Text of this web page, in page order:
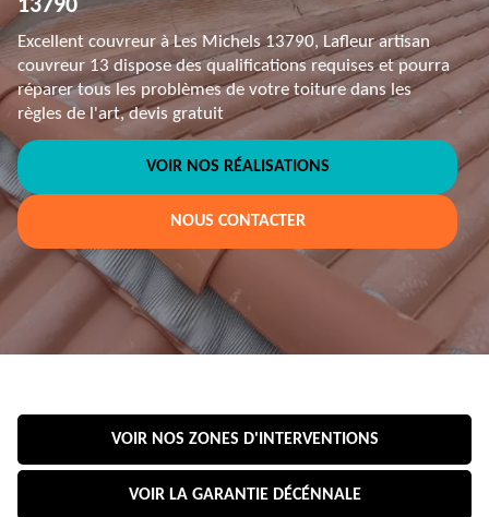
13790
Excellent couvreur à Les Michels 13790, Lafleur artisan
couvreur 13 dispose des qualifications requises et pourra
réparer tous les problèmes de votre toiture dans les
règles de l'art, devis gratuit
VOIR NOS RÉALISATIONS
NOUS CONTACTER
VOIR NOS ZONES D'INTERVENTIONS
VOIR LA GARANTIE DÉCÉNNALE